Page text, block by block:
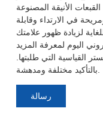
الأنيقة المصنوعة
في الارتداء وقابلة
لزيادة ظهور علامتك
اليوم لمعرفة المزيد
القياسية التي طلبتها.
رسالة